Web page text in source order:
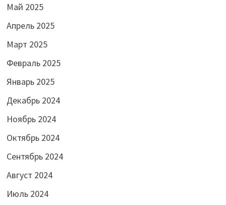
Май 2025
Апрель 2025
Март 2025
Февраль 2025
Январь 2025
Декабрь 2024
Ноябрь 2024
Октябрь 2024
Сентябрь 2024
Август 2024
Июль 2024